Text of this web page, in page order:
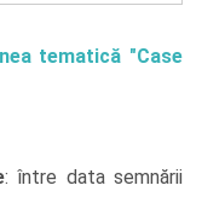
tematică "Case
: între data semnării